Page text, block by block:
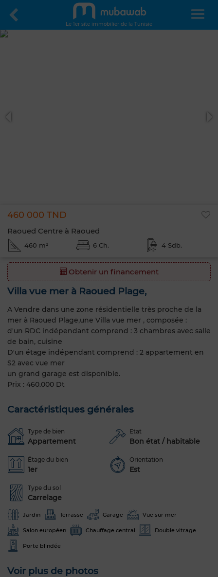
Le 1er site immobilier de la Tunisie
460 000 TND
Raoued Centre à Raoued
460 m² 6 Ch. 4 Sdb.
Obtenir un financement
Villa vue mer à Raoued Plage,
A Vendre dans une zone résidentielle très proche de la
mer à Raoued Plage,une Villa vue mer , composée :
d'un RDC indépendant comprend : 3 chambres avec salle
de bain, cuisine
D'un étage indépendant comprend : 2 appartement en
S2 avec vue mer
un grand garage est disponible.
Prix : 460.000 Dt
Caractéristiques générales
Type de bien
Appartement
Etat
Bon état / habitable
Étage du bien
1er
Orientation
Est
Type du sol
Carrelage
Jardin Terrasse Garage Vue sur mer
Salon européen Chauffage central Double vitrage
Porte blindée
Voir plus de photos